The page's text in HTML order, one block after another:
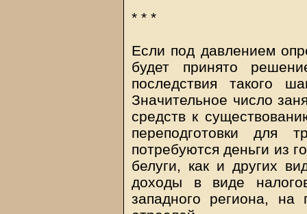
* * *
Если под давлением
будет принято
последствия такого
Значительное число
средств к
переподготовки для
потребуются деньги из
белуги, как и других
доходы в виде
западного региона, на